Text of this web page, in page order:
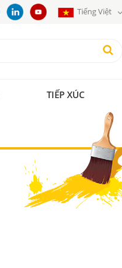
Tiếng Việt
TIẾP XÚC